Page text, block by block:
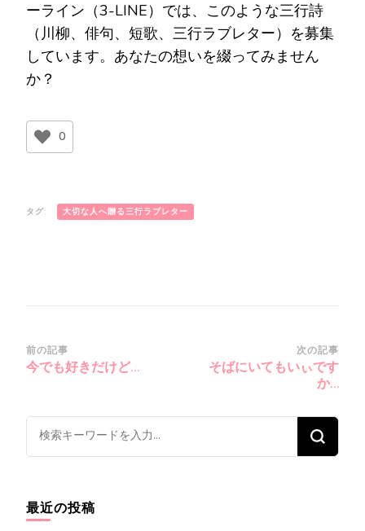
ーライン（3-LINE）では、このような三行詩
（川柳、俳句、短歌、三行ラブレター）を募集
しています。あなたの想いを綴ってみません
か？
0
タグ: 大切な人へ贈る三行ラブレター
投
稿
ビ
ゲ
ョ
前の記事
今でも好きだけど…
次の記事
そばにいてもいぃです
か…
な
に
お
探
最近の投稿